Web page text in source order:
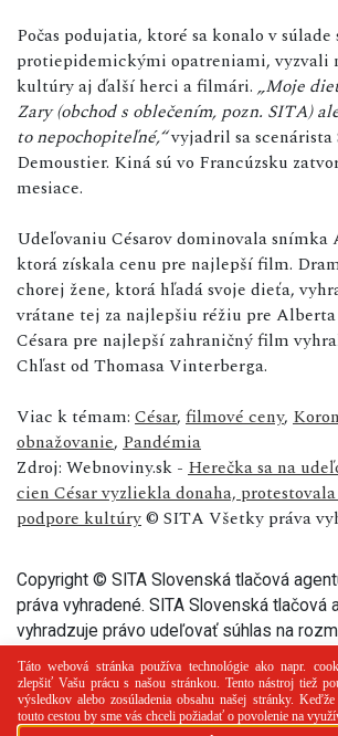
Počas podujatia, ktoré sa konalo v súlade
protiepidemickými opatreniami, vyzvali
kultúry aj ďalší herci a filmári. „Moje
Zary (obchod s oblečením, pozn. SITA)
to nepochopiteľné,“vyjadril sa scenárista
Demoustier. Kiná sú vo Francúzsku
mesiace.
Udeľovaniu Césarov dominovala snímka
ktorá získala cenu pre najlepší film.
chorej žene, ktorá hľadá svoje dieťa,
vrátane tej za najlepšiu réžiu pre
Césara pre najlepší zahraničný film
Chľast od Thomasa Vinterberga.
Viac k témam: César, filmové ceny,
obnažovanie, Pandémia
Zdroj: Webnoviny.sk - Herečka sa na
cien César vyzliekla donaha,
podpore kultúry© SITA Všetky práva
Copyright © SITA Slovenská tlačová
práva vyhradené. SITA Slovenská tlačová
vyhradzuje právo udeľovať súhlas na
a na verejný prenos tohto článku a jeho